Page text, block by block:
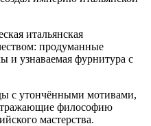
итальянская
продуманные
и узнаваемая фурнитура с
с утончёнными мотивами,
философию
мастерства.